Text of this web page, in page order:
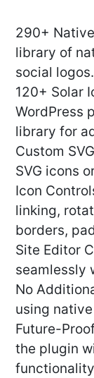
290+
library of
social logos.
120+ Solar
WordPress
library for
Custom
SVG icons
Icon
linking,
borders,
Site Editor
seamlessly
No
using
Future-
the plugin